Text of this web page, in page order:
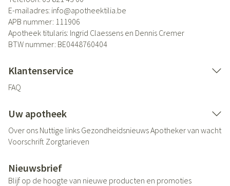
E-mailadres: info@apotheektilia.be
APB nummer: 111906
Apotheek titularis: Ingrid Claessens en Dennis Cremer
BTW nummer: BE0448760404
Klantenservice
FAQ
Uw apotheek
Over ons Nuttige links GezondheidsnieuwsApotheker van wacht
Voorschrift Zorgtarieven
Nieuwsbrief
Blijf op de hoogte van nieuwe producten en promoties